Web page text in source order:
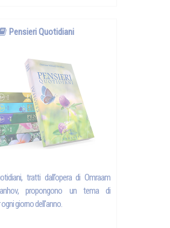
Pensieri Quotidiani
tratti dall’opera di Omraam
propongono un tema di
giorno dell'anno.